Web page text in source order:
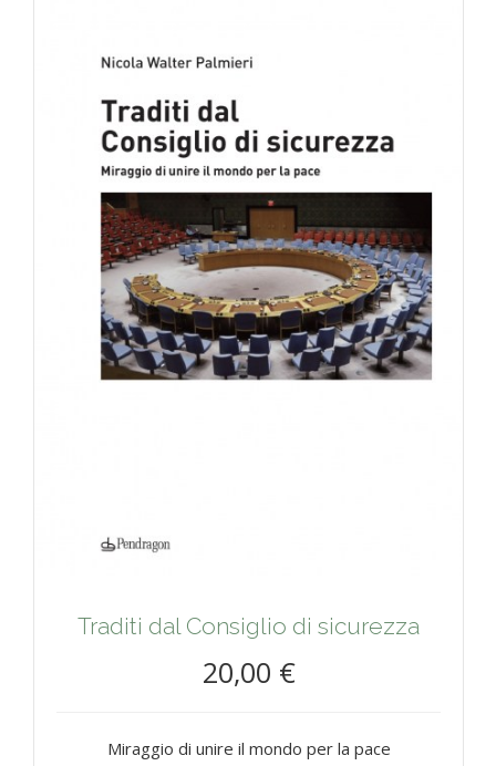
Traditi dal Consiglio di sicurezza
20,00 €
Miraggio di unire il mondo per la pace